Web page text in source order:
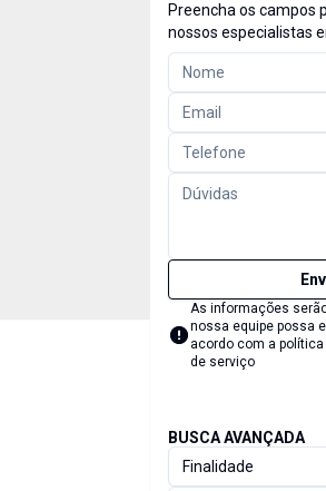
Preencha os campos
nossos especialistas
As informações
nossa equipe possa
acordo com a política
de serviço
BUSCA AVANÇADA
Finalidade